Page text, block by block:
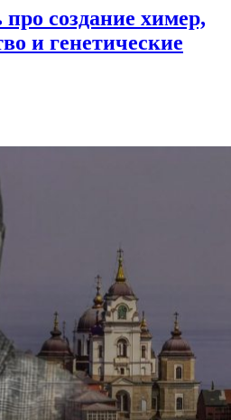
создание химер,
и генетические